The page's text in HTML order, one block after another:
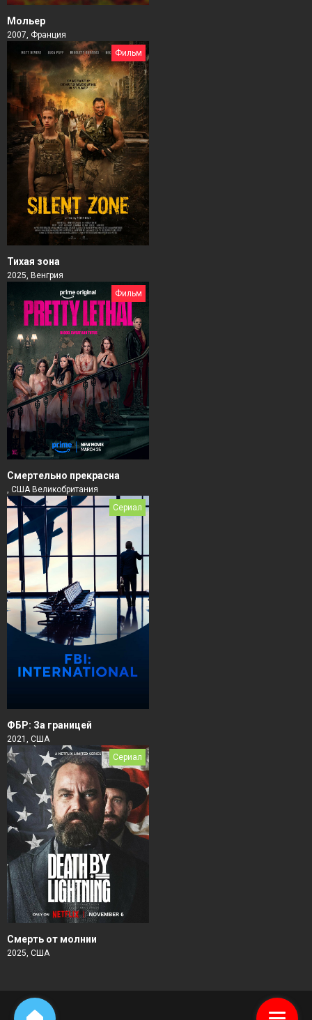
Мольер
2007, Франция
Фильм
Тихая зона
2025, Венгрия
Фильм
Смертельно прекрасна
, США Великобритания
Сериал
ФБР: За границей
2021, США
Сериал
Смерть от молнии
2025, США